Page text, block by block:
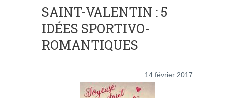
SAINT-VALENTIN : 5
IDÉES SPORTIVO-
ROMANTIQUES
14 février 2017